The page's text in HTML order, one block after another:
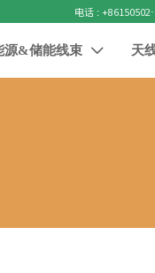
电话 :
源&储能线束  天